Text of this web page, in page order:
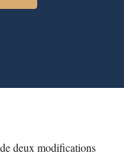
deux modifications